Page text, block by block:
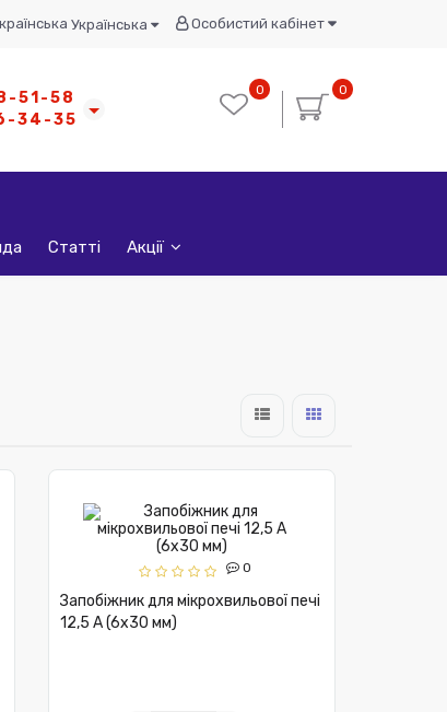
Особистий кабінет
Українська
51-58
34-35
0
0
Статті Акції
0
Запобіжник для мікрохвильової печі
12,5 А (6x30 мм)